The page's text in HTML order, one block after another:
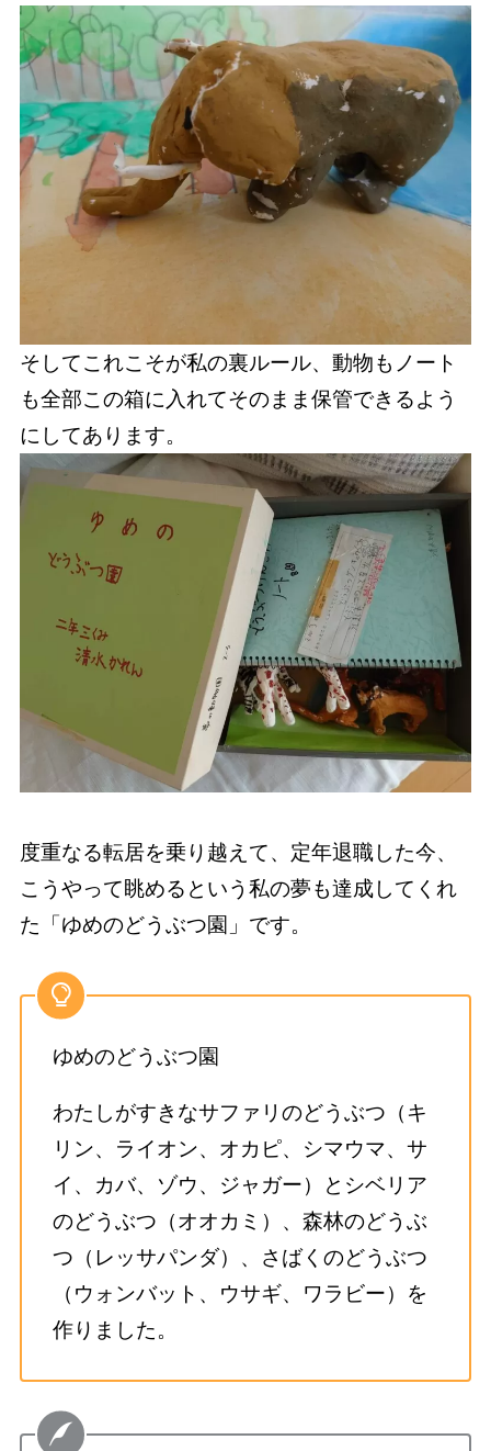
そしてこれこそが私の裏ルール、動物もノート
も全部この箱に入れてそのまま保管できるよう
にしてあります。
度重なる転居を乗り越えて、定年退職した今、
こうやって眺めるという私の夢も達成してくれ
た「ゆめのどうぶつ園」です。
ゆめのどうぶつ園
わたしがすきなサファリのどうぶつ（キ
リン、ライオン、オカピ、シマウマ、サ
イ、カバ、ゾウ、ジャガー）とシベリア
のどうぶつ（オオカミ）、森林のどうぶ
つ（レッサパンダ）、さばくのどうぶつ
（ウォンバット、ウサギ、ワラビー）を
作りました。